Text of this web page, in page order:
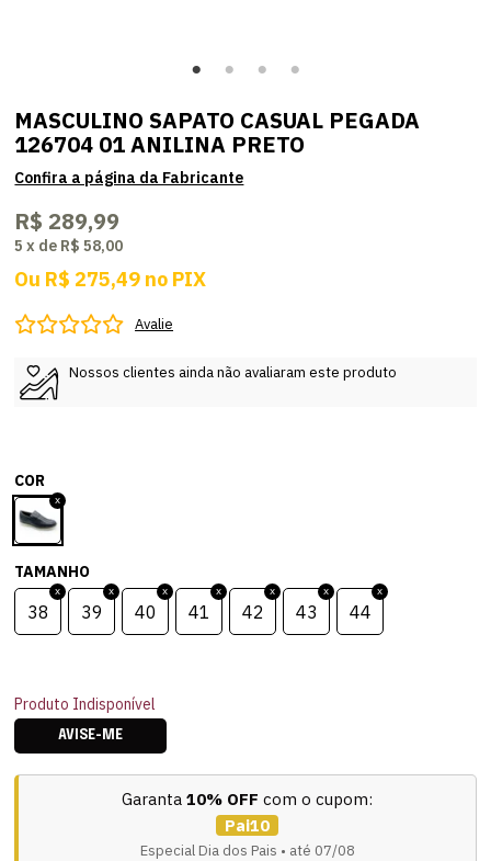
MASCULINO SAPATO CASUAL PEGADA
126704 01 ANILINA PRETO
R$ 289,99
5 x de R$ 58,00
Ou R$ 275,49 no PIX
Avalie
Nossos clientes ainda não avaliaram este produto
COR
TAMANHO
38 39 40 41 42 43 44
Produto Indisponível
AVISE-ME
Garanta 10% OFF com o cupom:
Pai10
Especial Dia dos Pais • até 07/08